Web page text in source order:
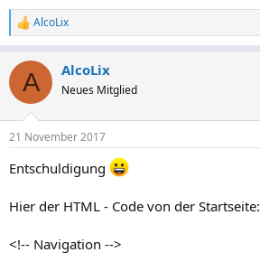
R
e
k
i
n
e
:
AlcoLix
A AlcoLix
Neues Mitglied
21 November 2017
Entschuldigung
Hier der HTML - Code von der Startseite:
<!-- Navigation -->